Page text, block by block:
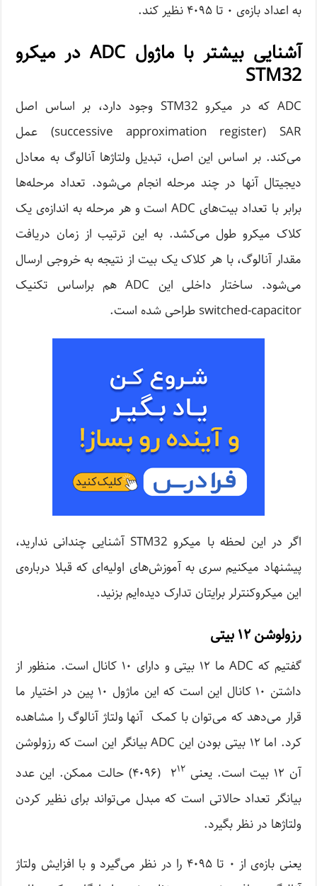
به اعداد بازه‌ی ۰ تا ۴۰۹۵ نظیر کند.
آشنایی بیشتر با ماژول ADC در میکرو
STM32
ADC که در میکرو STM32 وجود دارد، بر اساس اصل
successive approximation register) SAR) عمل
می‌کند. بر اساس این اصل، تبدیل ولتاژها آنالوگ به معادل
دیجیتال آنها در چند مرحله انجام می‌شود. تعداد مرحله‌ها
برابر با تعداد بیت‌های ADC است و هر مرحله به اندازه‌ی یک
کلاک میکرو طول می‌کشد. به این ترتیب از زمان دریافت
مقدار آنالوگ، با هر کلاک یک بیت از نتیجه به خروجی ارسال
می‌شود. ساختار داخلی این ADC هم براساس تکنیک
switched-capacitor طراحی شده است.
اگر در این لحظه با میکرو STM32 آشنایی چندانی ندارید،
پیشنهاد میکنیم سری به آموزش‌های اولیه‌ای که قبلا درباره‌ی
این میکروکنترلر برایتان تدارک دیده‌ایم بزنید.
رزولوشن ۱۲ بیتی
گفتیم که ADC ما ۱۲ بیتی و دارای ۱۰ کانال است. منظور از
داشتن ۱۰ کانال این است که این ماژول ۱۰ پین در اختیار ما
قرار می‌دهد که می‌توان با کمک آنها ولتاژ آنالوگ را مشاهده
کرد. اما ۱۲ بیتی بودن این ADC بیانگر این است که رزولوشن
آن ۱۲ بیت است. یعنی ۲
۱۲
(۴۰۹۶) حالت ممکن. این عدد
بیانگر تعداد حالاتی است که مبدل می‌تواند برای نظیر کردن
ولتاژ‌ها در نظر بگیرد.
یعنی بازه‌ی از ۰ تا ۴۰۹۵ را در نظر می‌گیرد و با افزایش ولتاژ